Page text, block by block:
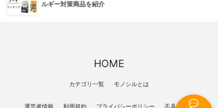
ルギー対策商品を紹介
HOME
カテゴリ一覧 モノシルとは
運営者情報 利用規約 プライバシーポリシー 不具合報告